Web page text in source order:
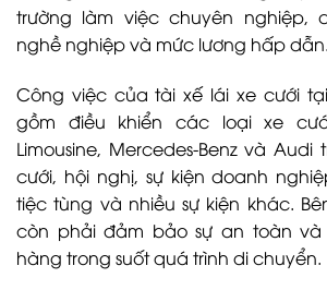
trường làm việc chuyên nghiệp,
nghề nghiệp và mức lương hấp dẫn.
Công việc của tài xế lái xe cưới
gồm điều khiển các loại xe
Limousine, Mercedes-Benz và
cưới, hội nghị, sự kiện doanh
tiệc tùng và nhiều sự kiện khác.
còn phải đảm bảo sự an toàn và
hàng trong suốt quá trình di chuyển.